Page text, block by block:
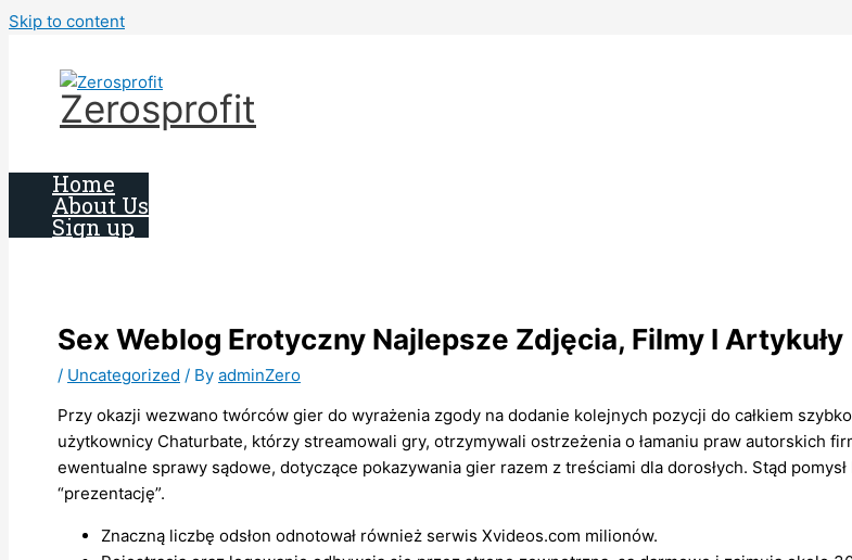
Skip to content
Zerosprofit
Home
About Us
Sign up
Sex Weblog Erotyczny Najlepsze Zdjęcia, Filmy I Artykuły
/ Uncategorized / By adminZero
Przy okazji wezwano twórców gier do wyrażenia zgody na dodanie kolejnych pozycji do całkiem
użytkownicy Chaturbate, którzy streamowali gry, otrzymywali ostrzeżenia o łamaniu praw autorskich
ewentualne sprawy sądowe, dotyczące pokazywania gier razem z treściami dla dorosłych. Stąd
“prezentację”.
Znaczną liczbę odsłon odnotował również serwis Xvideos.com milionów.